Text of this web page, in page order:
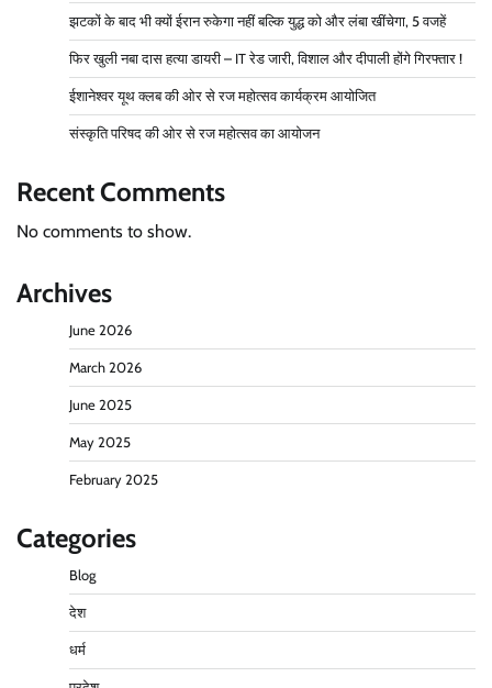
झटकों के बाद भी क्यों ईरान रुकेगा नहीं बल्कि युद्ध को और लंबा खींचेगा, 5 वजहें
फिर खुली नबा दास हत्या डायरी – IT रेड जारी, विशाल और दीपाली होंगे गिरफ्तार !
ईशानेश्वर यूथ क्लब की ओर से रज महोत्सव कार्यक्रम आयोजित
संस्कृति परिषद की ओर से रज महोत्सव का आयोजन
Recent Comments
No comments to show.
Archives
June 2026
March 2026
June 2025
May 2025
February 2025
Categories
Blog
देश
धर्म